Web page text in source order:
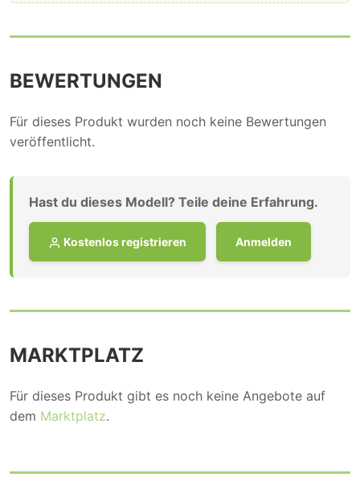
BEWERTUNGEN
Für dieses Produkt wurden noch keine Bewertungen
veröffentlicht.
Hast du dieses Modell? Teile deine Erfahrung.
Kostenlos registrieren Anmelden
MARKTPLATZ
Für dieses Produkt gibt es noch keine Angebote auf
dem Marktplatz.